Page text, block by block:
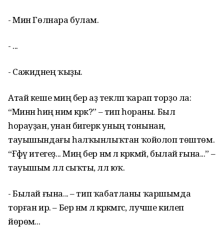
- Мин Гөлнара булам.
- ...
- Сажидәнең ҡыҙы.
Атай кеше миңә бер аҙ текләп ҡарап торҙо ла:
“Минән һиңә нимә кәрәк?” – тип һораны. Был
һорауҙан, унан бигерәк уның тонынан,
тауышындағы һалҡынлыҡтан ҡойолоп төштөм.
“Ғәфү итегеҙ... Миңә бер нәмә лә кәрәкмәй, былай ғына...” –
тауышым әллә сыҡты, әллә юҡ.
- Былай ғына... – тип ҡабатланы ҡаршымда
торған ир. – Бер нәмә лә кәрәкмәгәс, лучше килеп
йөрөмә...